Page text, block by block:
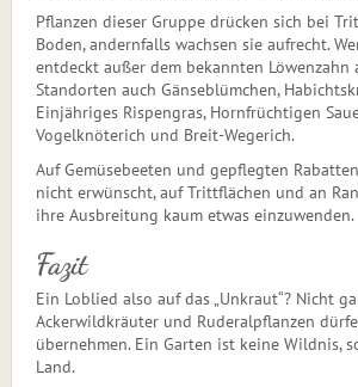
Pflanzen dieser Gruppe drücken sich bei
Boden, andernfalls wachsen sie aufrecht.
entdeckt außer dem bekannten Löwenzahn
Standorten auch Gän­se­blüm­chen,
Einjähriges Rispengras, Hornfrüchtigen
Vogelknöterich und Breit-Wegerich.
Auf Gemüsebeeten und gepflegten
nicht erwünscht, auf Trittflächen und an
ihre Ausbreitung kaum etwas einzuwenden.
Fazit
Ein Loblied also auf das „Unkraut“? Nicht
Ackerwildkräuter und Ruderalpflan­zen
übernehmen. Ein Garten ist keine Wildnis,
Land.